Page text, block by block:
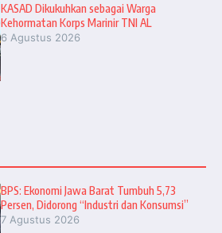
KASAD Dikukuhkan sebagai Warga
Kehormatan Korps Marinir TNI AL
6 Agustus 2026
BPS: Ekonomi Jawa Barat Tumbuh 5,73
Persen, Didorong “Industri dan Konsumsi”
7 Agustus 2026